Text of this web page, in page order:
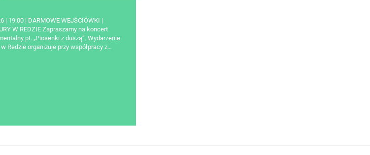
| 19:00 | DARMOWE WEJŚCIÓWKI |
W REDZIE Zapraszamy na koncert
pt. „Piosenki z duszą”. Wydarzenie
Redzie organizuje przy współpracy z…